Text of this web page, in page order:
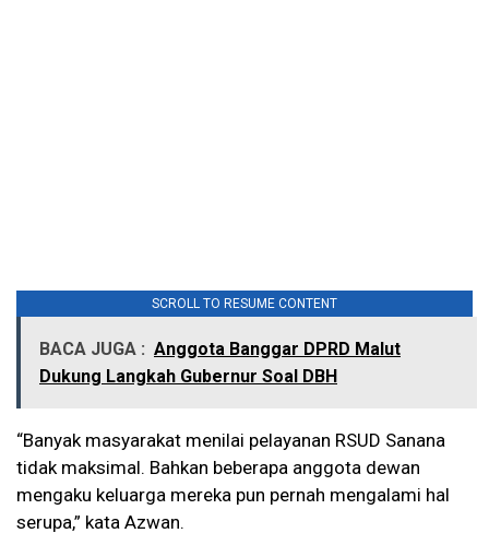
SCROLL TO RESUME CONTENT
BACA JUGA : Anggota Banggar DPRD Malut
Dukung Langkah Gubernur Soal DBH
“Banyak masyarakat menilai pelayanan RSUD Sanana
tidak maksimal. Bahkan beberapa anggota dewan
mengaku keluarga mereka pun pernah mengalami hal
serupa,” kata Azwan.